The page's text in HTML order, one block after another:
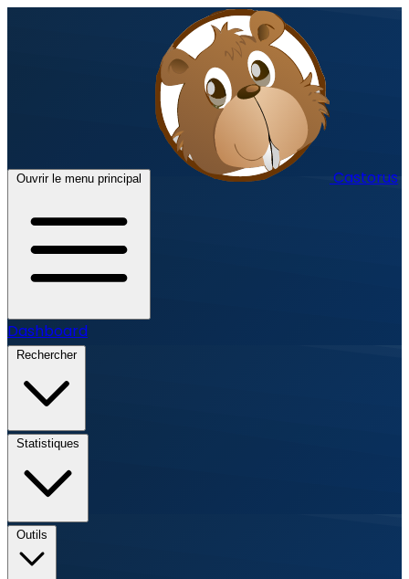
Ouvrir le menu principal Castorus
Dashboard
Rechercher
Statistiques
Outils